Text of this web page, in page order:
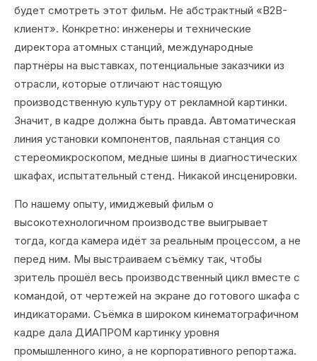
будет смотреть этот фильм. Не абстрактный «B2B-
клиент». Конкретно: инженеры и технические
директора атомных станций, международные
партнёры на выставках, потенциальные заказчики из
отрасли, которые отличают настоящую
производственную культуру от рекламной картинки.
Значит, в кадре должна быть правда. Автоматическая
линия установки компонентов, паяльная станция со
стереомикроскопом, медные шины в диагностических
шкафах, испытательный стенд. Никакой инсценировки.
По нашему опыту, имиджевый фильм о
высокотехнологичном производстве выигрывает
тогда, когда камера идёт за реальным процессом, а не
перед ним. Мы выстраиваем съёмку так, чтобы
зритель прошёл весь производственный цикл вместе с
командой, от чертежей на экране до готового шкафа с
индикаторами. Съёмка в широком кинематографичном
кадре дала ДИАПРОМ картинку уровня
промышленного кино, а не корпоративного репортажа.